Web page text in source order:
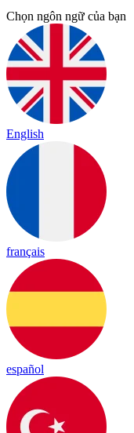
Chọn ngôn ngữ của bạn
English
français
español